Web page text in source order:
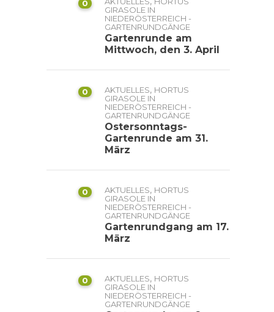
0
GIRASOLE IN
NIEDERÖSTERREICH -
GARTENRUNDGÄNGE
Gartenrunde am
Mittwoch, den 3. April
0 AKTUELLES, HORTUS
GIRASOLE IN
NIEDERÖSTERREICH -
GARTENRUNDGÄNGE
Ostersonntags-
Gartenrunde am 31.
März
0 AKTUELLES, HORTUS
GIRASOLE IN
NIEDERÖSTERREICH -
GARTENRUNDGÄNGE
Gartenrundgang am 17.
März
0 AKTUELLES, HORTUS
GIRASOLE IN
NIEDERÖSTERREICH -
GARTENRUNDGÄNGE